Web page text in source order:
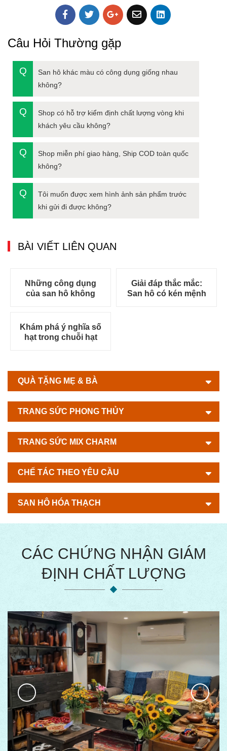
Câu Hỏi Thường gặp
San hô khác màu có công dụng giống nhau
không?
Shop có hỗ trợ kiểm định chất lượng vòng khi
khách yêu cầu không?
Shop miễn phí giao hàng, Ship COD toàn quốc
không?
Tôi muốn được xem hình ảnh sản phẩm trước
khi gửi đi được không?
BÀI VIẾT LIÊN QUAN
Những công dụng
của san hô không
Giải đáp thắc mắc:
San hô có kén mệnh
Khám phá ý nghĩa số
hạt trong chuỗi hạt
QUÀ TẶNG MẸ & BÀ
TRANG SỨC PHONG THỦY
TRANG SỨC MIX CHARM
CHẾ TÁC THEO YÊU CẦU
SAN HÔ HÓA THẠCH
CÁC CHỨNG NHẬN GIÁM
ĐỊNH CHẤT LƯỢNG